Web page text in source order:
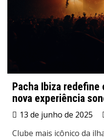
Pacha Ibiza redefine
nova experiência
13 de junho de 2025
Clube mais icônico da